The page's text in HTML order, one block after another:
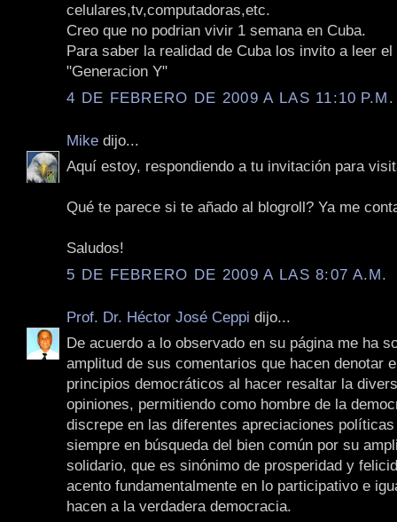
celulares,tv,computadoras,etc.
Creo que no podrian vivir 1 semana en Cuba.
Para saber la realidad de Cuba los invito a leer el
"Generacion Y"
4 DE FEBRERO DE 2009 A LAS 11:10 P.M.
Mike dijo...
Aquí estoy, respondiendo a tu invitación para
Qué te parece si te añado al blogroll? Ya me
Saludos!
5 DE FEBRERO DE 2009 A LAS 8:07 A.M.
Prof. Dr. Héctor José Ceppi dijo...
De acuerdo a lo observado en su página me ha
amplitud de sus comentarios que hacen denotar
principios democráticos al hacer resaltar la
opiniones, permitiendo como hombre de la
discrepe en las diferentes apreciaciones
siempre en búsqueda del bien común por su
solidario, que es sinónimo de prosperidad y
acento fundamentalmente en lo participativo e
hacen a la verdadera democracia.